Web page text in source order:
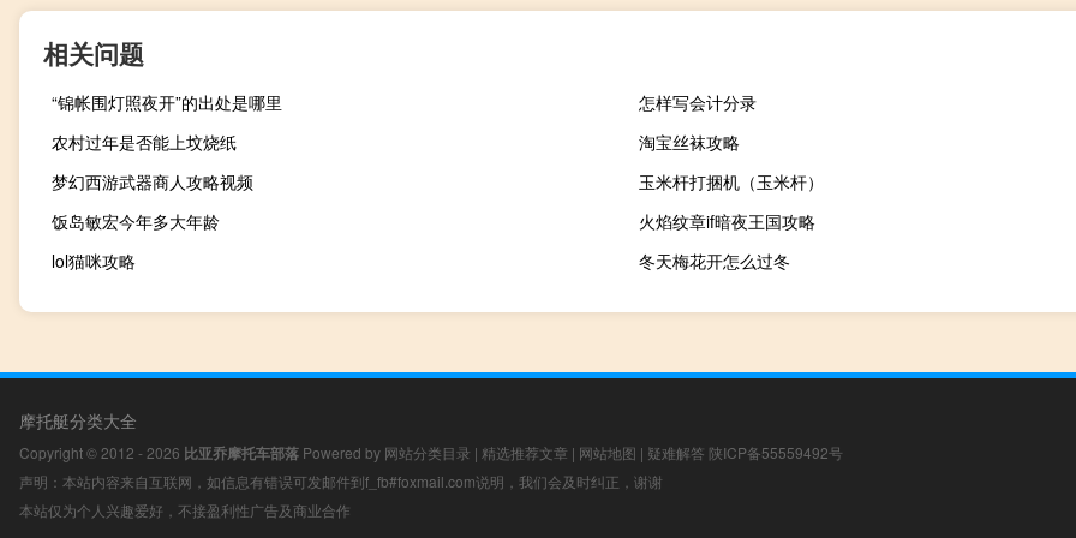
相关问题
“锦帐围灯照夜开”的出处是哪里
怎样写会计分录
农村过年是否能上坟烧纸
淘宝丝袜攻略
梦幻西游武器商人攻略视频
玉米杆打捆机（玉米杆）
饭岛敏宏今年多大年龄
火焰纹章if暗夜王国攻略
lol猫咪攻略
冬天梅花开怎么过冬
摩托艇分类大全
Copyright © 2012 - 2026 比亚乔摩托车部落 Powered by 网站分类目录 | 精选推荐文章 | 网站地图 | 疑难解答 陕ICP备55559492号
声明：本站内容来自互联网，如信息有错误可发邮件到f_fb#foxmail.com说明，我们会及时纠正，谢谢
本站仅为个人兴趣爱好，不接盈利性广告及商业合作